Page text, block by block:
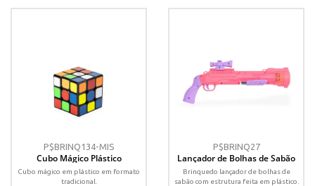
P$BRINQ134-MIS
Cubo Mágico Plástico
Cubo mágico em plástico em formato
tradicional.
P$BRINQ27
Lançador de Bolhas de Sabão
Brinquedo lançador de bolhas de
sabão com estrutura feita em plástico.